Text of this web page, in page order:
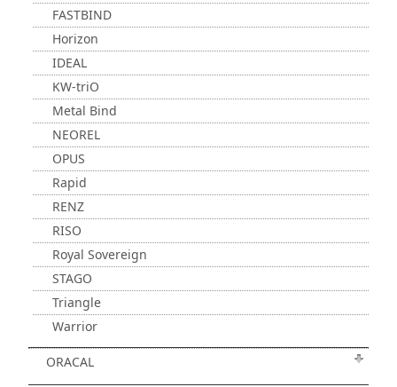
FASTBIND
Horizon
IDEAL
KW-triO
Metal Bind
NEOREL
OPUS
Rapid
RENZ
RISO
Royal Sovereign
STAGO
Triangle
Warrior
ORACAL